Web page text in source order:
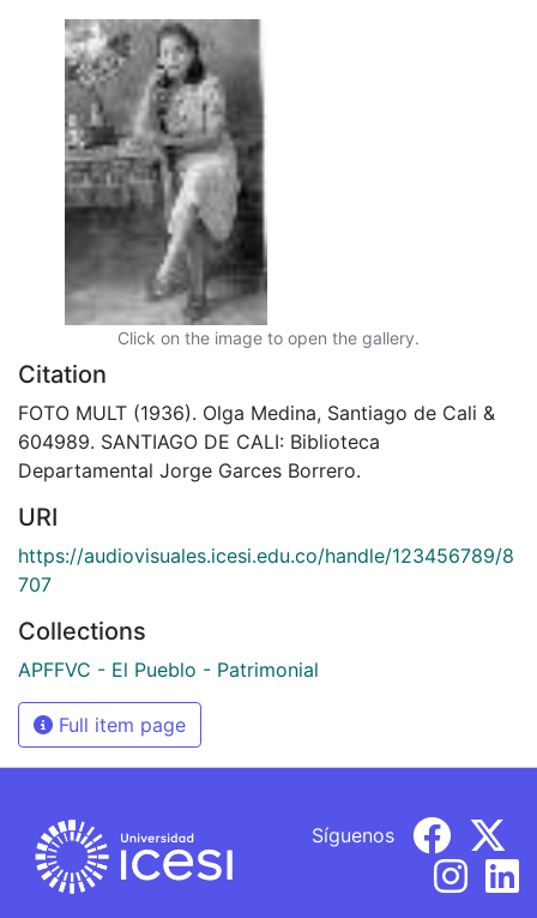
Click on the image to open the gallery.
Citation
FOTO MULT (1936). Olga Medina, Santiago de Cali &
604989. SANTIAGO DE CALI: Biblioteca
Departamental Jorge Garces Borrero.
URI
https://audiovisuales.icesi.edu.co/handle/123456789/8
707
Collections
APFFVC - El Pueblo - Patrimonial
Full item page
Síguenos